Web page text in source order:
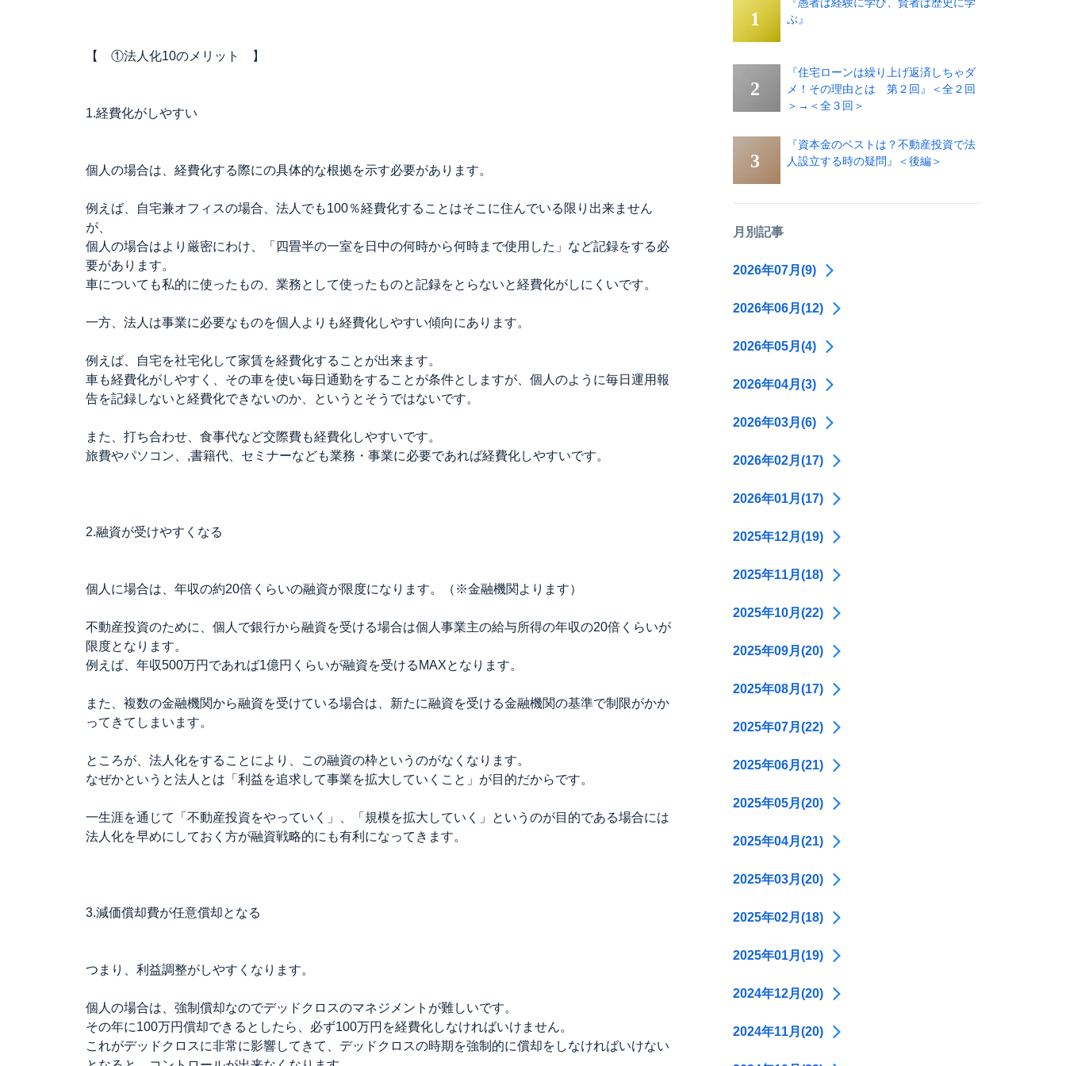
【 ①法人化10のメリット 】
1.経費化がしやすい
個人の場合は、経費化する際にの具体的な根拠を示す必要があります。
例えば、自宅兼オフィスの場合、法人でも100％経費化することはそこに住んでいる限り出来ません
が、
個人の場合はより厳密にわけ、「四畳半の一室を日中の何時から何時まで使用した」など記録をする必
要があります。
車についても私的に使ったもの、業務として使ったものと記録をとらないと経費化がしにくいです。
一方、法人は事業に必要なものを個人よりも経費化しやすい傾向にあります。
例えば、自宅を社宅化して家賃を経費化することが出来ます。
車も経費化がしやすく、その車を使い毎日通勤をすることが条件としますが、個人のように毎日運用報
告を記録しないと経費化できないのか、というとそうではないです。
また、打ち合わせ、食事代など交際費も経費化しやすいです。
旅費やパソコン、,書籍代、セミナーなども業務・事業に必要であれば経費化しやすいです。
2.融資が受けやすくなる
個人に場合は、年収の約20倍くらいの融資が限度になります。（※金融機関よります）
不動産投資のために、個人で銀行から融資を受ける場合は個人事業主の給与所得の年収の20倍くらいが
限度となります。
例えば、年収500万円であれば1億円くらいが融資を受けるMAXとなります。
また、複数の金融機関から融資を受けている場合は、新たに融資を受ける金融機関の基準で制限がかか
ってきてしまいます。
ところが、法人化をすることにより、この融資の枠というのがなくなります。
なぜかというと法人とは「利益を追求して事業を拡大していくこと」が目的だからです。
一生涯を通じて「不動産投資をやっていく」、「規模を拡大していく」というのが目的である場合には
法人化を早めにしておく方が融資戦略的にも有利になってきます。
3.減価償却費が任意償却となる
つまり、利益調整がしやすくなります。
個人の場合は、強制償却なのでデッドクロスのマネジメントが難しいです。
その年に100万円償却できるとしたら、必ず100万円を経費化しなければいけません。
これがデッドクロスに非常に影響してきて、デッドクロスの時期を強制的に償却をしなければいけない
ぶ』
『住宅ローンは繰り上げ返済しちゃダ
メ！その理由とは 第２回』＜全２回
＞→＜全３回＞
『資本金のベストは？不動産投資で法
人設立する時の疑問』＜後編＞
月別記事
2026年07月(9)
2026年06月(12)
2026年05月(4)
2026年04月(3)
2026年03月(6)
2026年02月(17)
2026年01月(17)
2025年12月(19)
2025年11月(18)
2025年10月(22)
2025年09月(20)
2025年08月(17)
2025年07月(22)
2025年06月(21)
2025年05月(20)
2025年04月(21)
2025年03月(20)
2025年02月(18)
2025年01月(19)
2024年12月(20)
2024年11月(20)